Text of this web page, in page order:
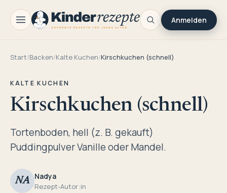
Anmelden
Start/Backen/Kalte Kuchen/Kirschkuchen (schnell)
KALTE KUCHEN
Kirschkuchen (schnell)
Tortenboden, hell (z. B. gekauft)
Puddingpulver Vanille oder Mandel.
NA Nadya
Rezept-Autor:in